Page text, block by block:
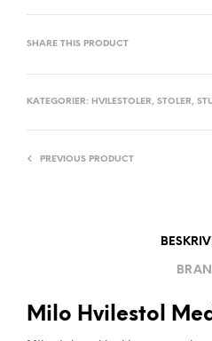
SHARE THIS PRODUCT
KATEGORIER: HVILESTOLER, STOLER,
PREVIOUS PRODUCT
Milo Hvilestol